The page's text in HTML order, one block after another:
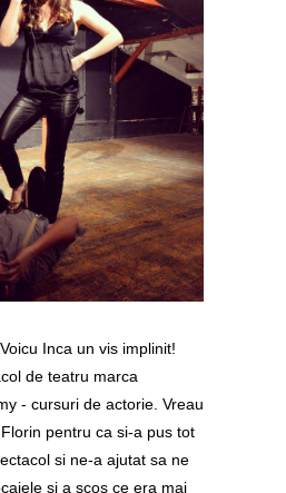
Inca un vis implinit!
de teatru marca
- cursuri de actorie. Vreau
pentru ca si-a pus tot
si ne-a ajutat sa ne
si a scos ce era mai